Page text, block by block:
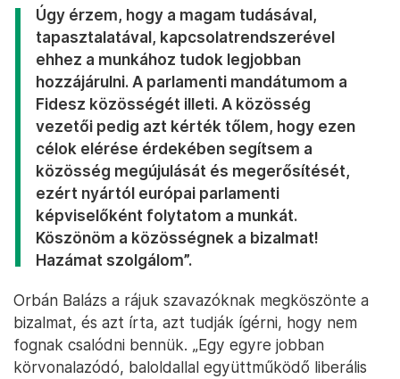
Úgy érzem, hogy a magam tudásával,
tapasztalatával, kapcsolatrendszerével
ehhez a munkához tudok legjobban
hozzájárulni. A parlamenti mandátumom a
Fidesz közösségét illeti. A közösség
vezetői pedig azt kérték tőlem, hogy ezen
célok elérése érdekében segítsem a
közösség megújulását és megerősítését,
ezért nyártól európai parlamenti
képviselőként folytatom a munkát.
Köszönöm a közösségnek a bizalmat!
Hazámat szolgálom”.
Orbán Balázs a rájuk szavazóknak megköszönte a
bizalmat, és azt írta, azt tudják ígérni, hogy nem
fognak csalódni bennük. „Egy egyre jobban
körvonalazódó, baloldallal együttműködő liberális